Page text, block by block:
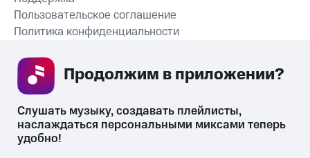
СКАЧАТЬ ПРИЛОЖЕНИЕ
Пользовательское соглашение
Политика конфиденциальности
Слушать музыку, создавать плейлисты,
наслаждаться персональными миксами теперь
удобно!